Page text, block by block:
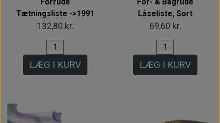
Tætningsliste ->1991
132,80 kr.
LÆG I KURV
Låseliste, Sort
69,60 kr.
LÆG I KURV